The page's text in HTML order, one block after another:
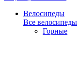
Велосипеды
Все велосипеды
Горные